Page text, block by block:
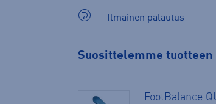
Ilmainen palautus
Suosittelemme
FootBalance